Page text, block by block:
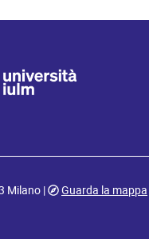
Milano |
Guarda la mappa